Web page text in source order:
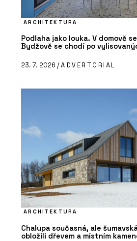
ARCHITEKTURA
Podlaha jako louka. V domově
Bydžově se chodí po
23. 7. 2026 /ADVERTORIAL
ARCHITEKTURA
Chalupa současná, ale
obložili dřevem a místním